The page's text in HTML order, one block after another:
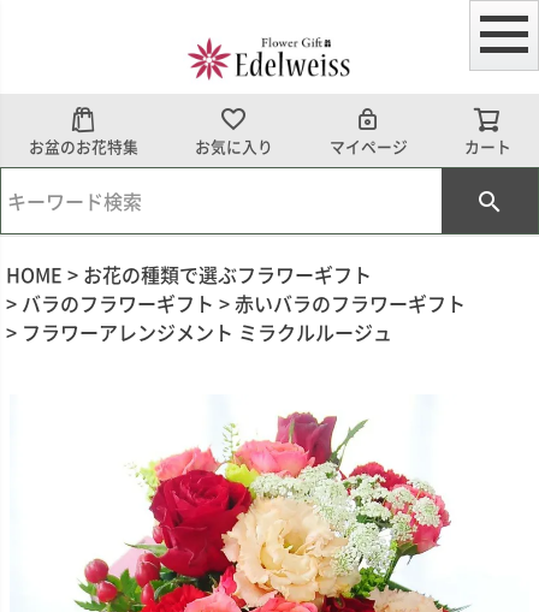
お盆のお花特集 お気に入り マイページ カート
HOME
お花の種類で選ぶフラワーギフト
バラのフラワーギフト
赤いバラのフラワーギフト
フラワーアレンジメント ミラクルルージュ